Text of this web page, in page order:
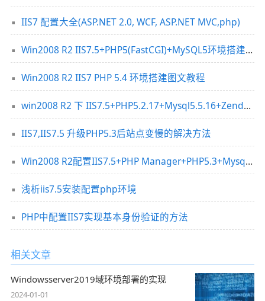
IIS7 配置大全(ASP.NET 2.0, WCF, ASP.NET MVC,php)
Win2008 R2 IIS7.5+PHP5(FastCGI)+MySQL5环境搭建教程
Win2008 R2 IIS7 PHP 5.4 环境搭建图文教程
win2008 R2 下 IIS7.5+PHP5.2.17+Mysql5.5.16+Zend3.3.3
IIS7,IIS7.5 升级PHP5.3后站点变慢的解决方法
Win2008 R2配置IIS7.5+PHP Manager+PHP5.3+Mysql5.5+Wincache
浅析iis7.5安装配置php环境
PHP中配置IIS7实现基本身份验证的方法
相关文章
Windowsserver2019域环境部署的实现
2024-01-01